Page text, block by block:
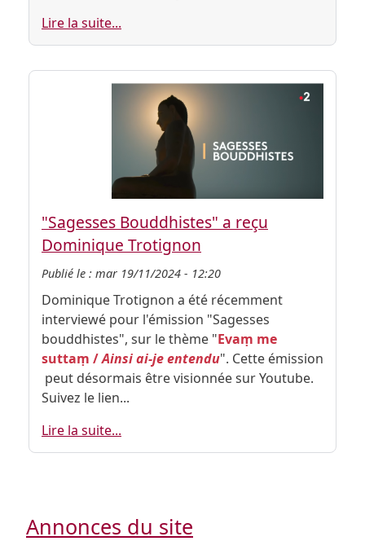
Lire la suite...
"Sagesses Bouddhistes" a reçu
Dominique Trotignon
Publié le : mar 19/11/2024 - 12:20
Dominique Trotignon a été récemment
interviewé pour l'émission "Sagesses
bouddhistes", sur le thème "Evaṃ me
suttaṃ /Ainsi ai-je entendu". Cette émission
peut désormais être visionnée sur Youtube.
Suivez le lien...
Lire la suite...
Annonces du site